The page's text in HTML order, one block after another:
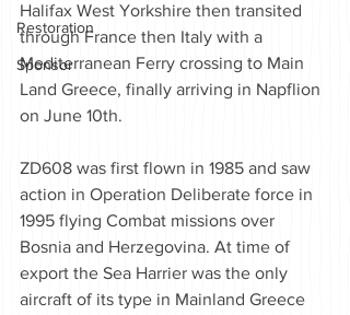
Restoration
Sponsor
Halifax West Yorkshire then transited
through France then Italy with a
Mediterranean Ferry crossing to Main
Land Greece, finally arriving in Napflion
on June 10th.
ZD608 was first flown in 1985 and saw
action in Operation Deliberate force in
1995 flying Combat missions over
Bosnia and Herzegovina. At time of
export the Sea Harrier was the only
aircraft of its type in Mainland Greece